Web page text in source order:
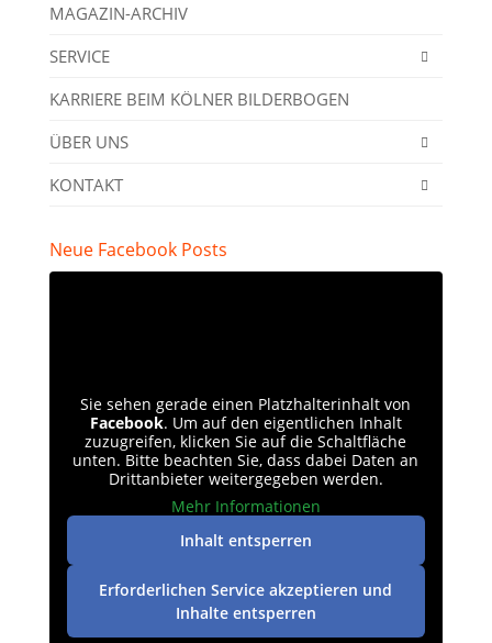
MAGAZIN-ARCHIV
SERVICE
KARRIERE BEIM KÖLNER BILDERBOGEN
ÜBER UNS
KONTAKT
Neue Facebook Posts
Sie sehen gerade einen Platzhalterinhalt von
Facebook. Um auf den eigentlichen Inhalt
zuzugreifen, klicken Sie auf die Schaltfläche
unten. Bitte beachten Sie, dass dabei Daten an
Drittanbieter weitergegeben werden.
Mehr Informationen
Inhalt entsperren
Erforderlichen Service akzeptieren und
Inhalte entsperren